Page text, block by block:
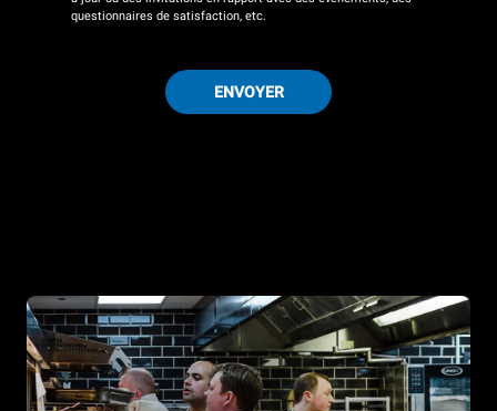
questionnaires de satisfaction, etc.
ENVOYER